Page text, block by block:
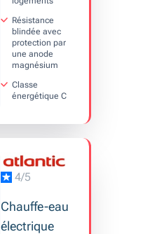
Résistance
blindée avec
protection par
une anode
magnésium
Classe
énergétique C
4/5
Chauffe-eau
électrique